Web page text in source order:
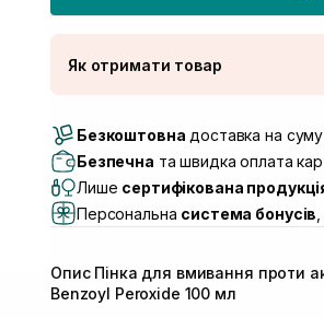
Як отримати товар
Самовивіз м. Луцьк, вул.
Самовивіз м. Львів, вул.
(Duck’s Lake)
Самовивіз м. Львів, вул. Івана
Самовивіз м. Львів, вул.
Самовивіз м. Рівне, вул.
Екватор)
Безкоштовна доставка на
Безпечна та швидка оплата
Лише сертифікована
Персональна система бонусів
Опис Пінка для вмивання проти
Benzoyl Peroxide 100 мл